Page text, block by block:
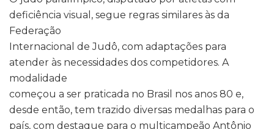
deficiência visual, segue regras similares às da
Federação
Internacional de Judô, com adaptações para
atender às necessidades dos competidores. A
modalidade
começou a ser praticada no Brasil nos anos 80 e,
desde então, tem trazido diversas medalhas para o
país, com destaque para o multicampeão Antônio